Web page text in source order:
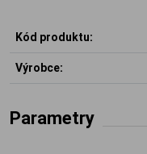
Kód produktu:
Výrobce:
Parametry